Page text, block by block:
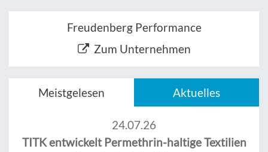
Freudenberg Performance
Zum Unternehmen
Meistgelesen Aktuelles
24.07.26
TITK entwickelt Permethrin-haltige Textilien